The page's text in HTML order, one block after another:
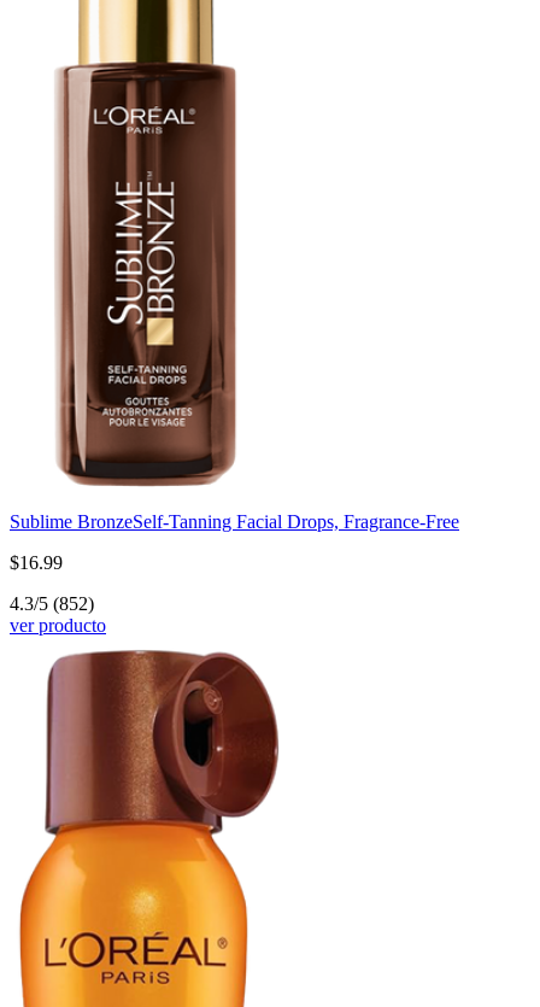
Sublime BronzeSelf-Tanning Facial Drops, Fragrance-Free
$16.99
4.3/5 (852)
ver producto